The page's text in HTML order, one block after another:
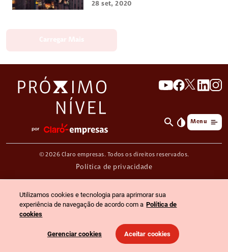
28 set, 2020
search invert_colors Menu
© 2026 Claro empresas. Todos os direitos reservados.
Política de privacidade
Utilizamos cookies e tecnologia para aprimorar sua
experiência de navegação de acordo com a Política de
cookies
Gerenciar cookies Aceitar cookies